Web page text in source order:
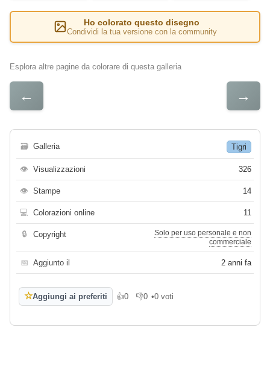
Ho colorato questo disegno
Condividi la tua versione con la community
Esplora altre pagine da colorare di questa galleria
← →
🗃 Galleria Tigri
👁 Visualizzazioni 326
👁 Stampe 14
💻 Colorazioni online 11
🔒 Copyright
Solo per uso personale e non
commerciale
📅 Aggiunto il 2 anni fa
☆Aggiungi ai preferiti 👍0
Mi piace
👎0
Non mi piace
•0 voti